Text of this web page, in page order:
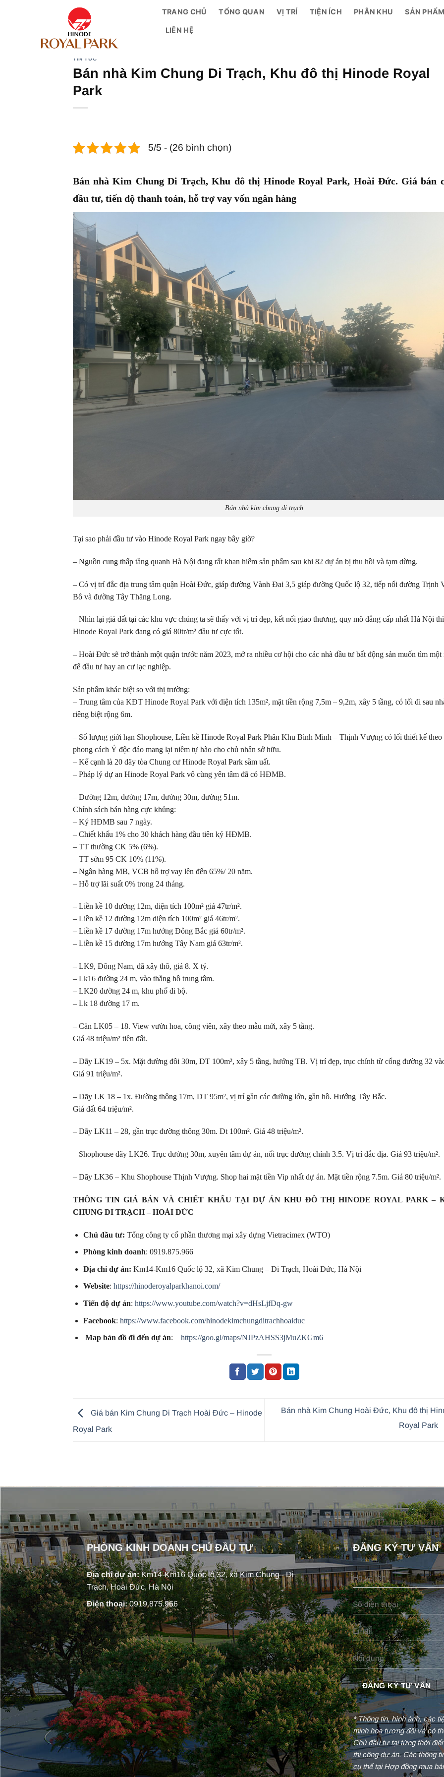
TRANG CHỦ TỔNG QUAN VỊ TRÍ TIỆN ÍCH PHÂN KHU SẢN
LIÊN HỆ
TIN TỨC
Bán nhà Kim Chung Di Trạch, Khu đô thị Hinode Royal
Park
5/5 - (26 bình chọn)
Bán nhà Kim Chung Di Trạch, Khu đô thị Hinode Royal Park, Hoài Đức. Giá bán
đầu tư, tiến độ thanh toán, hỗ trợ vay vốn ngân hàng
Bán nhà kim chung di trạch
Tại sao phải đầu tư vào Hinode Royal Park ngay bây giờ?
– Nguồn cung thấp tầng quanh Hà Nội đang rất khan hiếm sản phẩm sau khi 82 dự án bị thu hồi và tạm dừng.
– Có vị trí đắc địa trung tâm quận Hoài Đức, giáp đường Vành Đai 3,5 giáp đường Quốc lộ 32, tiếp nối đường Trịnh
Bô và đường Tây Thăng Long.
– Nhìn lại giá đất tại các khu vực chúng ta sẽ thấy với vị trí đẹp, kết nối giao thương, quy mô đẳng cấp nhất Hà Nội thì
Hinode Royal Park đang có giá 80tr/m² đầu tư cực tốt.
– Hoài Đức sẽ trở thành một quận trước năm 2023, mở ra nhiều cơ hội cho các nhà đầu tư bất động sản muốn tìm một
để đầu tư hay an cư lạc nghiệp.
Sản phẩm khác biệt so với thị trường:
– Trung tâm của KĐT Hinode Royal Park với diện tích 135m², mặt tiền rộng 7,5m – 9,2m, xây 5 tầng, có lối đi sau
riêng biệt rộng 6m.
– Số lượng giới hạn Shophouse, Liền kề Hinode Royal Park Phân Khu Bình Minh – Thịnh Vượng có lối thiết kế theo
phong cách Ý độc đáo mang lại niềm tự hào cho chủ nhân sở hữu.
– Kế cạnh là 20 dãy tòa Chung cư Hinode Royal Park sầm uất.
– Pháp lý dự an Hinode Royal Park vô cùng yên tâm đã có HĐMB.
– Đường 12m, đường 17m, đường 30m, đường 51m.
Chính sách bán hàng cực khủng:
– Ký HĐMB sau 7 ngày.
– Chiết khấu 1% cho 30 khách hàng đầu tiên ký HĐMB.
– TT thường CK 5% (6%).
– TT sớm 95 CK 10% (11%).
– Ngân hàng MB, VCB hỗ trợ vay lên đến 65%/ 20 năm.
– Hỗ trợ lãi suất 0% trong 24 tháng.
– Liền kề 10 đường 12m, diện tích 100m² giá 47tr/m².
– Liền kề 12 đường 12m diện tích 100m² giá 46tr/m².
– Liền kề 17 đường 17m hướng Đông Bắc giá 60tr/m².
– Liền kề 15 đường 17m hướng Tây Nam giá 63tr/m².
– LK9, Đông Nam, đã xây thô, giá 8. X tỷ.
– Lk16 đường 24 m, vào thẳng hồ trung tâm.
– LK20 đường 24 m, khu phố đi bộ.
– Lk 18 đường 17 m.
– Căn LK05 – 18. View vườn hoa, công viên, xây theo mẫu mới, xây 5 tầng.
Giá 48 triệu/m² tiền đất.
– Dãy LK19 – 5x. Mặt đường đôi 30m, DT 100m², xây 5 tầng, hướng TB. Vị trí đẹp, trục chính từ cổng đường 32
Giá 91 triệu/m².
– Dãy LK 18 – 1x. Đường thông 17m, DT 95m², vị trí gần các đường lớn, gần hồ. Hướng Tây Bắc.
Giá đất 64 triệu/m².
– Dãy LK11 – 28, gần trục đường thông 30m. Dt 100m². Giá 48 triệu/m².
– Shophouse dãy LK26. Trục đường 30m, xuyên tâm dự án, nối trục đường chính 3.5. Vị trí đắc địa. Giá 93 triệu/m².
– Dãy LK36 – Khu Shophouse Thịnh Vượng. Shop hai mặt tiền Vip nhất dự án. Mặt tiền rộng 7.5m. Giá 80 triệu/m².
THÔNG TIN GIÁ BÁN VÀ CHIẾT KHẤU TẠI DỰ ÁN KHU ĐÔ THỊ HINODE ROYAL PARK –
CHUNG DI TRẠCH – HOÀI ĐỨC
Chủ đầu tư: Tổng công ty cổ phần thương mại xây dựng Vietracimex (WTO)
Phòng kinh doanh: 0919.875.966
Địa chỉ dự án: Km14-Km16 Quốc lộ 32, xã Kim Chung – Di Trạch, Hoài Đức, Hà Nội
Website: https://hinoderoyalparkhanoi.com/
Tiến độ dự án: https://www.youtube.com/watch?v=dHsLjfDq-gw
Facebook: https://www.facebook.com/hinodekimchungditrachhoaiduc
Map bản đồ đi đến dự án: https://goo.gl/maps/NJPzAHSS3jMuZKGm6
Giá bán Kim Chung Di Trạch Hoài Đức – Hinode
Royal Park
Bán nhà Kim Chung Hoài Đức, Khu đô thị
Royal Park
PHÒNG KINH DOANH CHỦ ĐẦU TƯ
Địa chỉ dự án:Km14-Km16 Quốc lộ 32, xã Kim Chung - Di
Trạch, Hoài Đức, Hà Nội
Điện thoại:0919.875.966
ĐĂNG KÝ TƯ VẤN
* Thông tin, hình ảnh, các
minh hoạ tương đối và có
Chủ đầu tư tại từng thời
thi công dự án. Các thông
cụ thể tại Hợp đồng mua